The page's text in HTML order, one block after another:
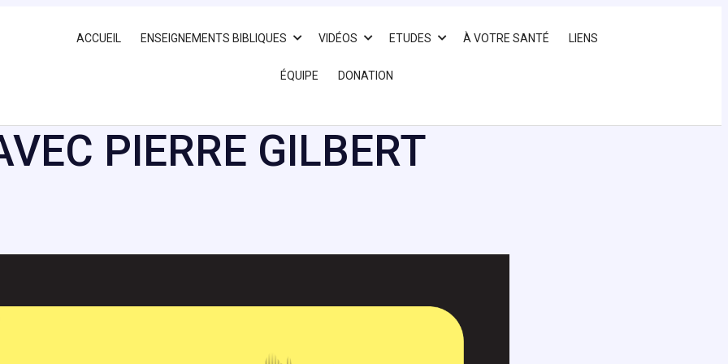
ACCUEIL ENSEIGNEMENTS BIBLIQUES VIDÉOS ETUDES À VOTRE SANTÉ LIENS
ÉQUIPE DONATION
PIERRE GILBERT